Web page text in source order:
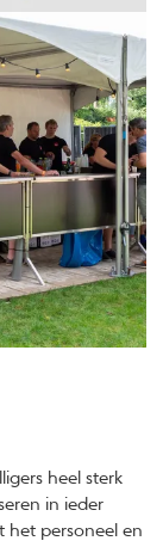
heel sterk
in ieder
het personeel en